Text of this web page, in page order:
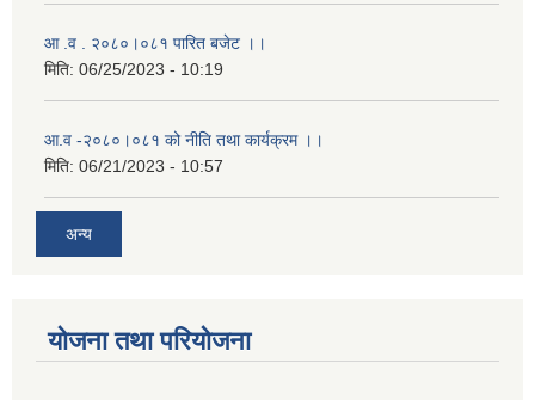
आ .व . २०८०।०८१ पारित बजेट ।।
मिति: 06/25/2023 - 10:19
आ.व -२०८०।०८१ को नीति तथा कार्यक्रम ।।
मिति: 06/21/2023 - 10:57
अन्य
योजना तथा परियोजना